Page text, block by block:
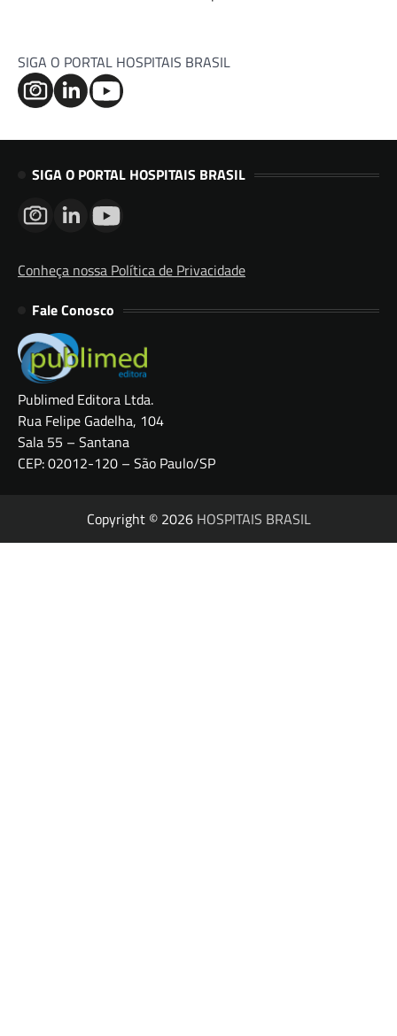
SIGA O PORTAL HOSPITAIS BRASIL
SIGA O PORTAL HOSPITAIS BRASIL
Conheça nossa Política de Privacidade
Fale Conosco
Publimed Editora Ltda.
Rua Felipe Gadelha, 104
Sala 55 – Santana
CEP: 02012-120 – São Paulo/SP
Copyright © 2026 HOSPITAIS BRASIL